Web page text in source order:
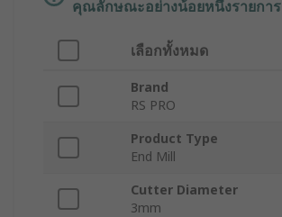
คุณลักษณะอย่างน้อยหนึ่งรายการ
เลือกทั้งหมด
Brand
RS PRO
Product Type
End Mill
Cutter Diameter
3mm